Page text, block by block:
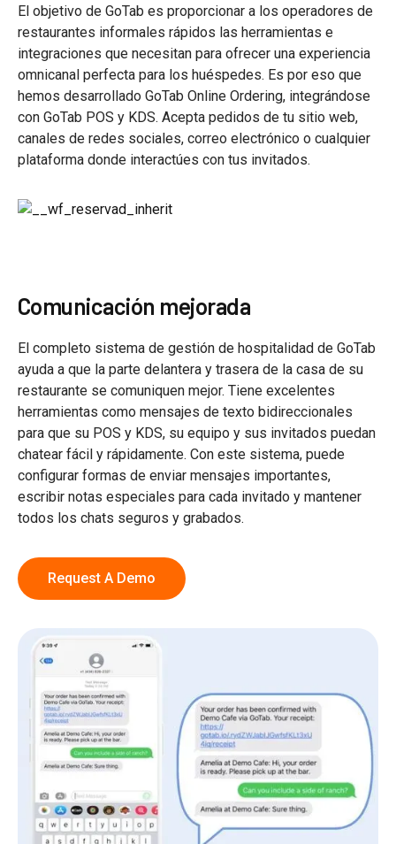
El objetivo de GoTab es proporcionar a los operadores de
restaurantes informales rápidos las herramientas e
integraciones que necesitan para ofrecer una experiencia
omnicanal perfecta para los huéspedes. Es por eso que
hemos desarrollado GoTab Online Ordering, integrándose
con GoTab POS y KDS. Acepta pedidos de tu sitio web,
canales de redes sociales, correo electrónico o cualquier
plataforma donde interactúes con tus invitados.
Comunicación mejorada
El completo sistema de gestión de hospitalidad de GoTab
ayuda a que la parte delantera y trasera de la casa de su
restaurante se comuniquen mejor. Tiene excelentes
herramientas como mensajes de texto bidireccionales
para que su POS y KDS, su equipo y sus invitados puedan
chatear fácil y rápidamente. Con este sistema, puede
configurar formas de enviar mensajes importantes,
escribir notas especiales para cada invitado y mantener
todos los chats seguros y grabados.
Request A Demo